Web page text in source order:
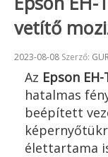
vetítő
Beküldve:
2023-08-08 Szerző:
Az Epson
hatalmas
beépített
élettartama